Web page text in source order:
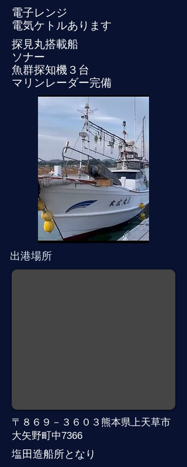
電子レンジ
​電気ケトルあります
探見丸搭載船
ソナー
魚群探知機３台
​マリンレーダー完備
出港場所
〒８６９－３６０３熊本県上天草市
大矢野町中7366
​塩田造船所となり